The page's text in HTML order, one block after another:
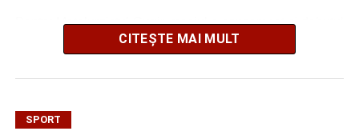
Pentru Metalurgistul Cugir, meciul a consemnat și debutul
a trei jucători: Bogdan Avram, venit de la Universitatea
s-a calificat după un succes categoric, scor 10-0, pe
CITEȘTE MAI MULT
SPORT